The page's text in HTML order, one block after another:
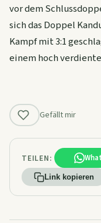
vor dem
sich das Doppel
Kampf mit 3:1
einem hoch
Gefällt mir
TEILEN:
Link kopieren